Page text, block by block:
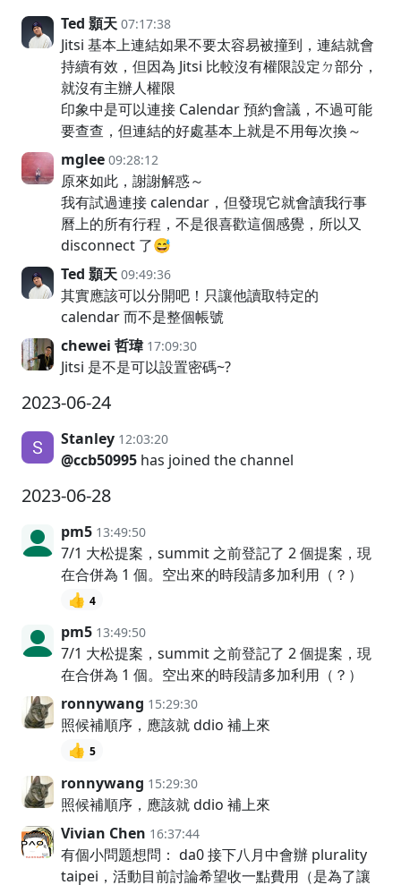
Ted 顥天 07:17:38
Jitsi 基本上連結如果不要太容易被撞到，連結就會
持續有效，但因為 Jitsi 比較沒有權限設定ㄉ部分，
就沒有主辦人權限
印象中是可以連接 Calendar 預約會議，不過可能
要查查，但連結的好處基本上就是不用每次換～
mglee 09:28:12
原來如此，謝謝解惑～
我有試過連接 calendar，但發現它就會讀我行事
曆上的所有行程，不是很喜歡這個感覺，所以又
disconnect 了😅
Ted 顥天 09:49:36
其實應該可以分開吧！只讓他讀取特定的
calendar 而不是整個帳號
chewei 哲瑋 17:09:30
Jitsi 是不是可以設置密碼~?
2023-06-24
Stanley 12:03:20
@ccb50995 has joined the channel
2023-06-28
pm5 13:49:50
7/1 大松提案，summit 之前登記了 2 個提案，現
在合併為 1 個。空出來的時段請多加利用（？）
👍 4
pm5 13:49:50
7/1 大松提案，summit 之前登記了 2 個提案，現
在合併為 1 個。空出來的時段請多加利用（？）
ronnywang 15:29:30
照候補順序，應該就 ddio 補上來
👍 5
ronnywang 15:29:30
照候補順序，應該就 ddio 補上來
Vivian Chen 16:37:44
有個小問題想問： da0 接下八月中會辦 plurality
taipei，活動目前討論希望收一點費用（是為了讓